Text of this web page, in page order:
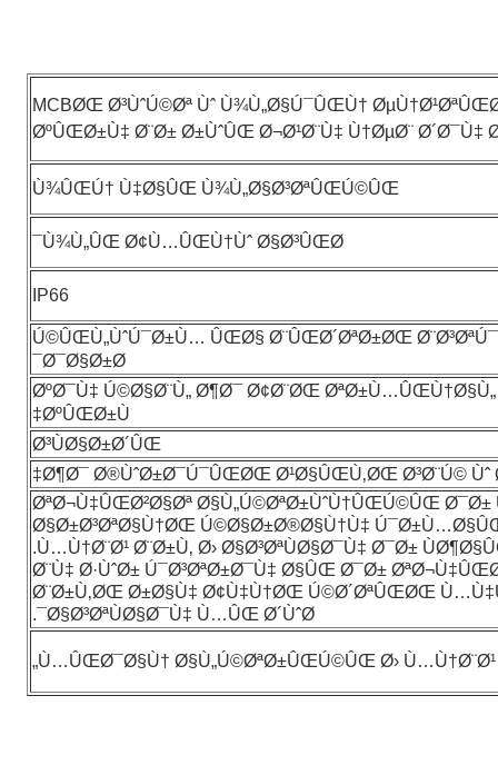
MCBØŒ Ø³ÙˆÚ©Øª Ùˆ Ù¾Ù„Ø§Ú¯ÛŒÙ†
ØºÛŒØ±Ù‡ Ø¨Ø± Ø±ÙˆÛŒ Ø¬Ø¹Ø¨Ù‡ Ù†ØµØ¨ Ø´Ø¯Ù‡
Ù¾ÛŒÚ† Ù‡Ø§ÛŒ Ù¾Ù„Ø§Ø³ØªÛŒÚ©ÛŒ
Ù¾Ù„ÛŒ Ø¢Ù…ÛŒÙ†Ùˆ Ø§Ø³ÛŒØ¯
IP66
9 Ú©ÛŒÙ„ÙˆÚ¯Ø±Ù… ÛŒØ§ Ø¨ÛŒØ´ØªØ±ØŒ
Ø¯Ø§Ø±Ø¯
ØºØ¯Ù‡ Ú©Ø§Ø¨Ù„ Ø¶Ø¯ Ø¢Ø¨ØŒ ØªØ±Ù…ÛŒÙ†Ø§Ù„
ØºÛŒØ±Ù‡
Ø³ÙØ§Ø±Ø´ÛŒ
Ø¶Ø¯ Ø®ÙˆØ±Ø¯Ú¯ÛŒØŒ Ø¹Ø§ÛŒÙ‚ØŒ Ø³Ø¨Ú© Ùˆ
ØªØ¬Ù‡ÛŒØ²Ø§Øª Ø§Ù„Ú©ØªØ±ÙˆÙ†ÛŒÚ©ÛŒ
Ø§Ø±Ø³ØªØ§Ù†ØŒ Ú©Ø§Ø±Ø®Ø§Ù†Ù‡
Ù…Ù†Ø¨Ø¹ Ø¨Ø±Ù‚ Ø› Ø§Ø³ØªÙØ§Ø¯Ù‡ Ø¯Ø±
Ø¨Ù‡ Ø·ÙˆØ± Ú¯Ø³ØªØ±Ø¯Ù‡ Ø§ÛŒ Ø¯Ø±
Ø¨Ø±Ù‚ØŒ Ø±Ø§Ù‡ Ø¢Ù‡Ù†ØŒ Ú©Ø´ØªÛŒØŒ
Ø§Ø³ØªÙØ§Ø¯Ù‡ Ù…ÛŒ Ø´ÙˆØ¯.
Ù…ÛŒØ¯Ø§Ù† Ø§Ù„Ú©ØªØ±ÛŒÚ©ÛŒ Ø› Ù…Ù†Ø¨Ø¹